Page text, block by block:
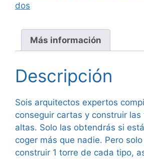
dos
Más información
Descripción
Sois arquitectos expertos
conseguir cartas y construir las
altas. Solo las obtendrás si
coger más que nadie. Pero
construir 1 torre de cada tipo,